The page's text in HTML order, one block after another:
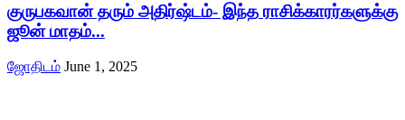
குருபகவான் தரும் அதிர்ஷ்டம்- இந்த ராசிக்காரர்களுக்கு
ஜூன் மாதம்...
ஜோதிடம் June 1, 2025